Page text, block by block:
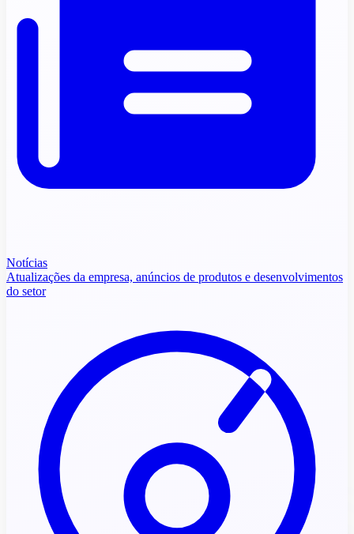
Notícias
Atualizações da empresa, anúncios de produtos e desenvolvimentos
do setor